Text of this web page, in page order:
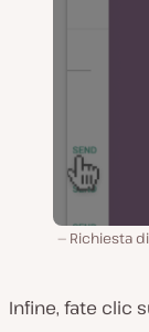
Richiesta
Infine, fate clic